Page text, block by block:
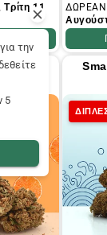
, Τρίτη 11
Small
την
5